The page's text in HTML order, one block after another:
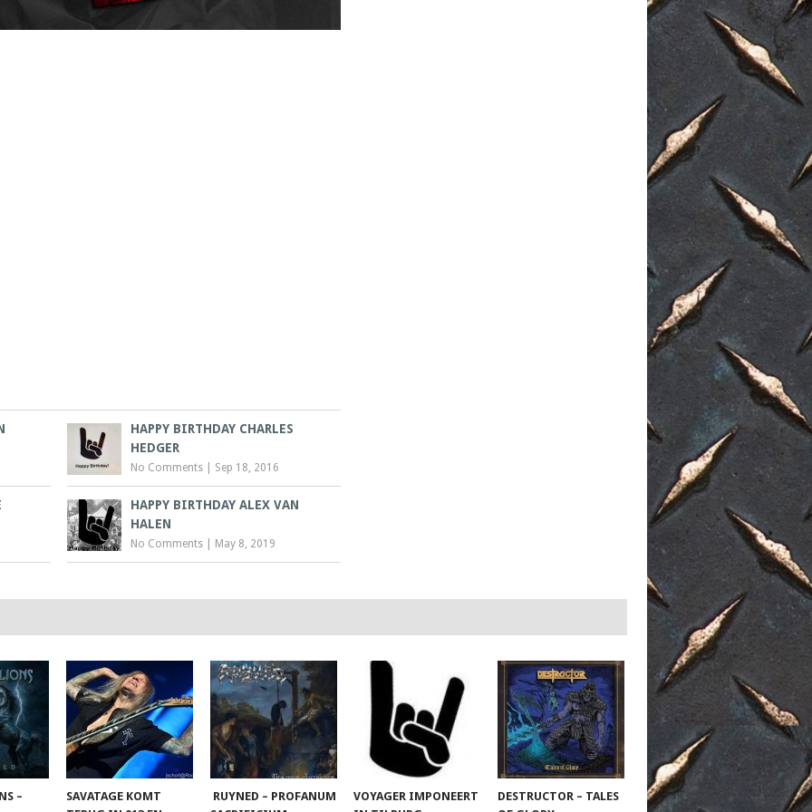
HAPPY BIRTHDAY CHARLES
HEDGER
No Comments Sep 18, 2016
HAPPY BIRTHDAY ALEX VAN
HALEN
No Comments May 8, 2019
–
SAVATAGE KOMT
RUYNED – PROFANUM
VOYAGER IMPONEERT
DESTRUCTOR – TALES